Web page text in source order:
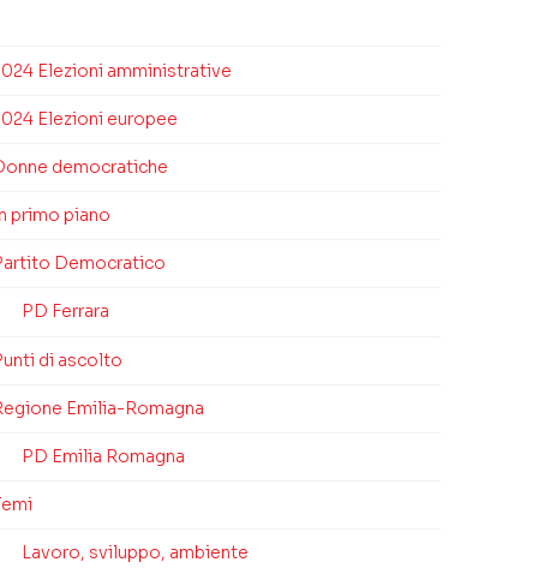
Elezioni amministrative
Elezioni europee
democratiche
primo piano
Democratico
PD Ferrara
di ascolto
Emilia-Romagna
PD Emilia Romagna
Lavoro, sviluppo, ambiente